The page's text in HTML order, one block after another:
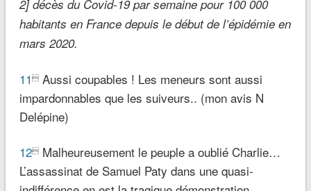
2] décès du Covid-19 par semaine pour 100 000
habitants en France depuis le début de l’épidémie en
mars 2020.
11 Aussi coupables ! Les meneurs sont aussi
impardonnables que les suiveurs.. (mon avis N
Delépine)
12Malheureusement le peuple a oublié Charlie…
L’assassinat de Samuel Paty dans une quasi-